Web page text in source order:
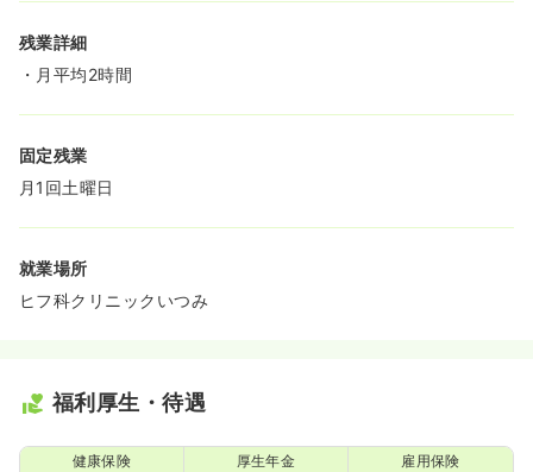
残業詳細
・月平均2時間
固定残業
月1回土曜日
就業場所
ヒフ科クリニックいつみ
福利厚生・待遇
健康保険 厚生年金 雇用保険